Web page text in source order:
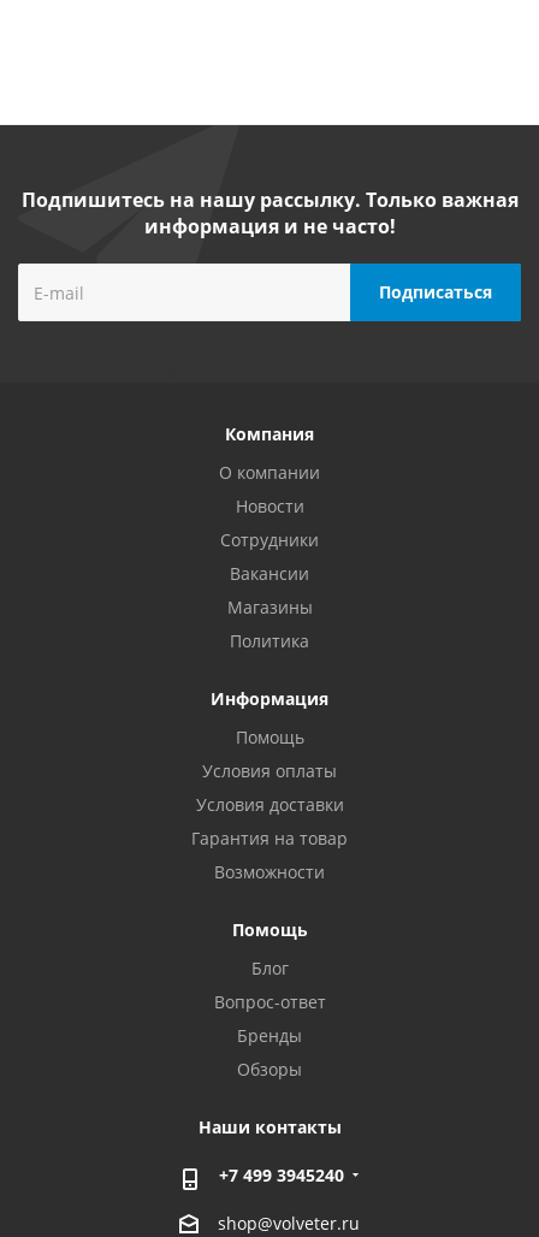
Подпишитесь на нашу рассылку. Только важная
информация и не часто!
Компания
О компании
Новости
Сотрудники
Вакансии
Магазины
Политика
Информация
Помощь
Условия оплаты
Условия доставки
Гарантия на товар
Возможности
Помощь
Блог
Вопрос-ответ
Бренды
Обзоры
Наши контакты
+7 499 3945240
shop@volveter.ru